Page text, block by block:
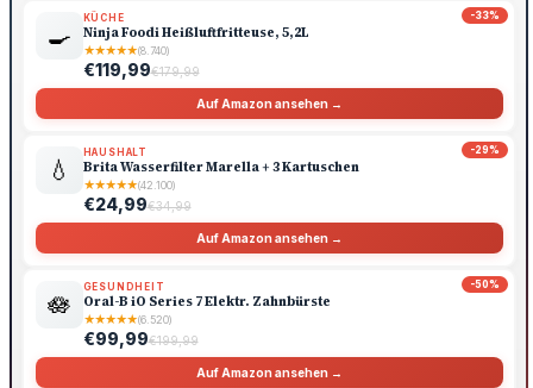
-33%
🍳
KÜCHE
Ninja Foodi Heißluftfritteuse, 5,2L
★★★★★(8.740)
€119,99€179,99
Auf Amazon ansehen →
-29%
💧
HAUSHALT
Brita Wasserfilter Marella + 3 Kartuschen
★★★★★(42.100)
€24,99€34,99
Auf Amazon ansehen →
-50%
🪷
GESUNDHEIT
Oral-B iO Series 7 Elektr. Zahnbürste
★★★★★(6.520)
€99,99€199,99
Auf Amazon ansehen →